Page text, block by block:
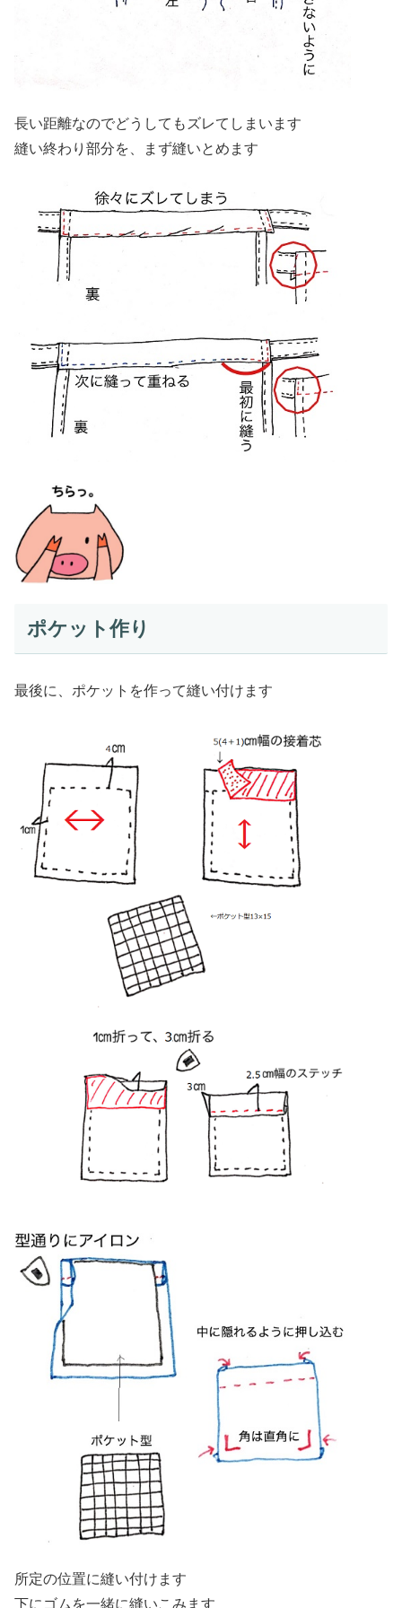
長い距離なのでどうしてもズレてしまいます
縫い終わり部分を、まず縫いとめます
ポケット作り
最後に、ポケットを作って縫い付けます
所定の位置に縫い付けます
下にゴムを一緒に縫いこみます